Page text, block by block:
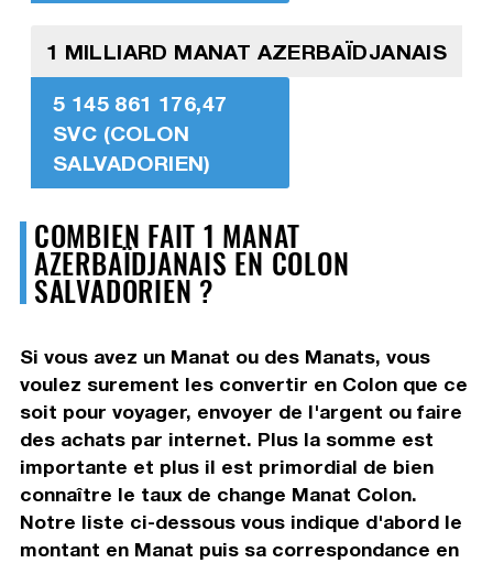
1 MILLIARD MANAT AZERBAÏDJANAIS
5 145 861 176,47
SVC (COLON
SALVADORIEN)
COMBIEN FAIT 1 MANAT
AZERBAÏDJANAIS EN COLON
SALVADORIEN ?
Si vous avez un Manat ou des Manats, vous
voulez surement les convertir en Colon que ce
soit pour voyager, envoyer de l'argent ou faire
des achats par internet. Plus la somme est
importante et plus il est primordial de bien
connaître le taux de change Manat Colon.
Notre liste ci-dessous vous indique d'abord le
montant en Manat puis sa correspondance en